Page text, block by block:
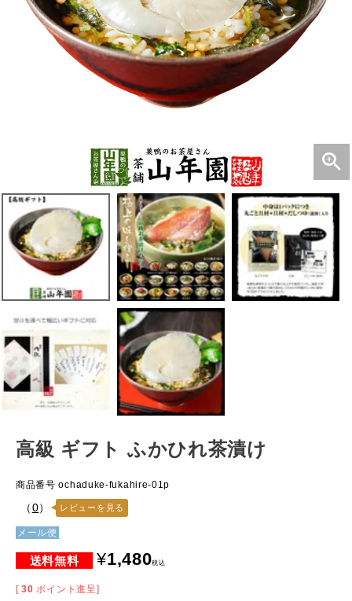
高級 ギフト ふかひれ茶漬け
商品番号 ochaduke-fukahire-01p
（0） レビューを見る
メール便
¥1,480税込
[ 30 ポイント進呈]